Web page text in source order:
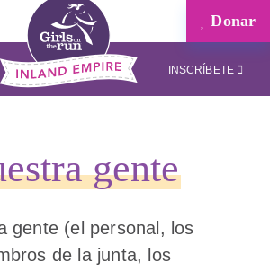
Donar
INSCRÍBETE
gente
gente (el personal, los
de la junta, los